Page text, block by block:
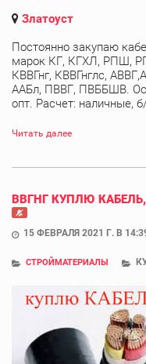
Златоуст
Постоянно закупаю
марок КГ, КГХЛ, РПШ,
КВВГнг, КВВГнглс,
ААБл, ПВВГ, ПВББШВ.
опт. Расчет: наличные,
Читать далее
ВВГНГ КУПЛЮ
15 ФЕВРАЛЯ 2021 Г. В
СТРОЙМАТЕРИАЛЫ